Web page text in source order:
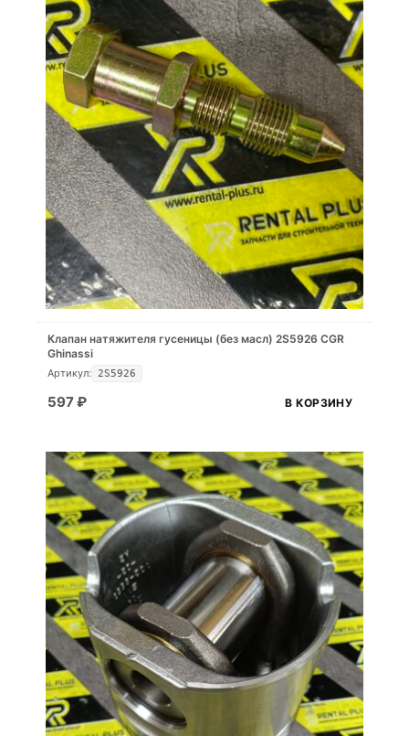
Клапан натяжителя гусеницы (без масл) 2S5926 CGR
Ghinassi
Артикул: 2S5926
597₽ В КОРЗИНУ